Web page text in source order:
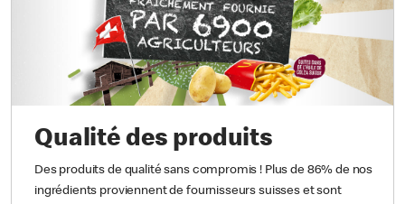
Qualité des produits
Des produits de qualité sans compromis ! Plus de 86% de nos
ingrédients proviennent de fournisseurs suisses et sont